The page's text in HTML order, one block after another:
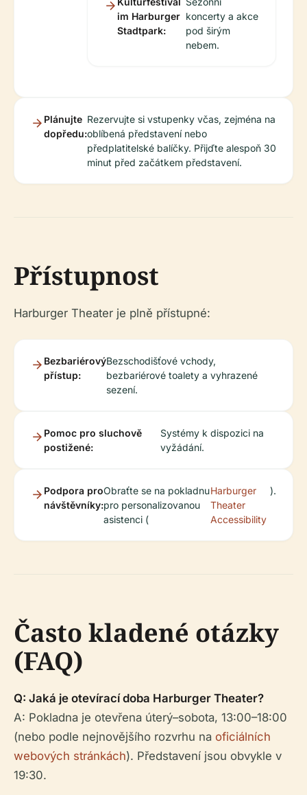
im Harburger
Stadtpark:
koncerty a akce
pod širým
nebem.
Plánujte
dopředu:
Rezervujte si vstupenky včas, zejména na
oblíbená představení nebo
předplatitelské balíčky. Přijďte alespoň 30
minut před začátkem představení.
Přístupnost
Harburger Theater je plně přístupné:
Bezbariérový
přístup:
Bezschodišťové vchody,
bezbariérové toalety a vyhrazené
sezení.
Pomoc pro sluchově
postižené:
Systémy k dispozici na
vyžádání.
Podpora pro
návštěvníky:
Obraťte se na pokladnu
pro personalizovanou
asistenci (
Harburger
Theater
Accessibility
).
Často kladené otázky
(FAQ)
Q: Jaká je otevírací doba Harburger Theater?
A: Pokladna je otevřena úterý–sobota, 13:00–18:00
(nebo podle nejnovějšího rozvrhu na oficiálních
webových stránkách). Představení jsou obvykle v
19:30.